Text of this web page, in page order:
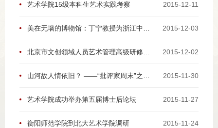
2015-12-11
艺术学院15级本科生艺术实践考察
2015-12-03
美在无墙的博物馆：丁宁教授为浙江中学生作艺术讲座
2015-12-02
北京市文创领域人员艺术管理高级研修班在北大举办
2015-11-30
山河故人情依旧？ ——“批评家周末”之贾樟柯《山河故人》研讨
2015-11-27
艺术学院成功举办第五届博士后论坛
2015-11-24
衡阳师范学院到北大艺术学院调研